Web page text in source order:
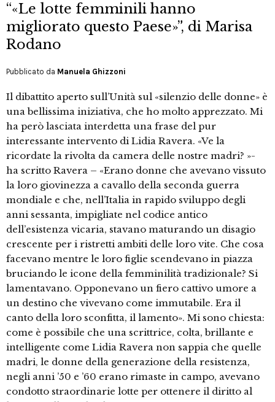
“«Le lotte femminili hanno
migliorato questo Paese»”, di Marisa
Rodano
Pubblicato da Manuela Ghizzoni
Il dibattito aperto sull’Unità sul «silenzio delle donne» è
una bellissima iniziativa, che ho molto apprezzato. Mi
ha però lasciata interdetta una frase del pur
interessante intervento di Lidia Ravera. «Ve la
ricordate la rivolta da camera delle nostre madri? »-
ha scritto Ravera – «Erano donne che avevano vissuto
la loro giovinezza a cavallo della seconda guerra
mondiale e che, nell’Italia in rapido sviluppo degli
anni sessanta, impigliate nel codice antico
dell’esistenza vicaria, stavano maturando un disagio
crescente per i ristretti ambiti delle loro vite. Che cosa
facevano mentre le loro figlie scendevano in piazza
bruciando le icone della femminilità tradizionale? Si
lamentavano. Opponevano un fiero cattivo umore a
un destino che vivevano come immutabile. Era il
canto della loro sconfitta, il lamento». Mi sono chiesta:
come è possibile che una scrittrice, colta, brillante e
intelligente come Lidia Ravera non sappia che quelle
madri, le donne della generazione della resistenza,
negli anni ’50 e ’60 erano rimaste in campo, avevano
condotto straordinarie lotte per ottenere il diritto al